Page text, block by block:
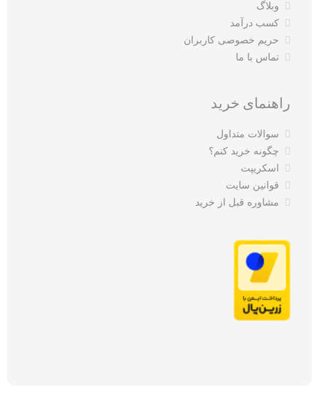
وبلاگ
کسب درآمد
حریم خصوصی کاربران
تماس با ما
راهنمای خرید
سوالات متداول
چگونه خرید کنم؟
اسکریپت
قوانین سایت
مشاوره قبل از خرید